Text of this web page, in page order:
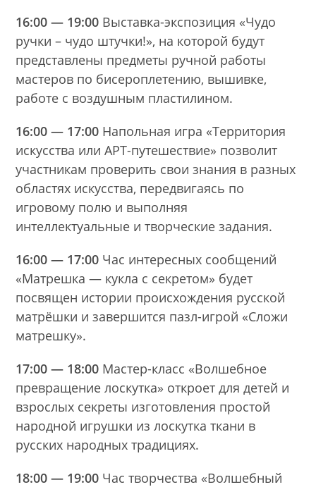
16:00 — 19:00 Выставка-экспозиция «Чудо
ручки – чудо штучки!», на которой будут
представлены предметы ручной работы
мастеров по бисероплетению, вышивке,
работе с воздушным пластилином.
16:00 — 17:00 Напольная игра «Территория
искусства или АРТ-путешествие» позволит
участникам проверить свои знания в разных
областях искусства, передвигаясь по
игровому полю и выполняя
интеллектуальные и творческие задания.
16:00 — 17:00 Час интересных сообщений
«Матрешка — кукла с секретом» будет
посвящен истории происхождения русской
матрёшки и завершится пазл-игрой «Сложи
матрешку».
17:00 — 18:00 Мастер-класс «Волшебное
превращение лоскутка» откроет для детей и
взрослых секреты изготовления простой
народной игрушки из лоскутка ткани в
русских народных традициях.
18:00 — 19:00 Час творчества «Волшебный